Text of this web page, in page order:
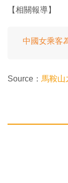
【相關報導】
中國女乘客
Source： 馬鞍山